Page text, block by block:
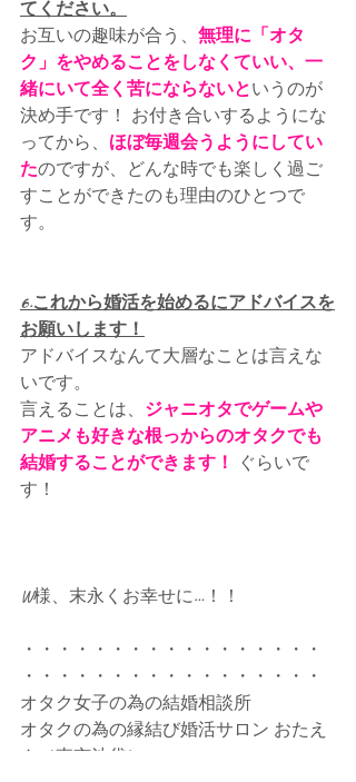
てください。
お互いの趣味が合う、 無理に「オタ
ク」をやめることをしなくていい、一
緒にいて全く苦にならないというのが
決め手です！ お付き合いするようにな
ってから、 ほぼ毎週会うようにしてい
たのですが、どんな時でも楽しく過ご
すことができたのも理由のひとつで
す。
6.これから婚活を始めるにアドバイスを
お願いします！
アドバイスなんて大層なことは言えな
いです。
言えることは、 ジャニオタでゲームや
アニメも好きな根っからのオタクでも
結婚することができます！
ぐらいで
す！
W様、末永くお幸せに…！！
・・・・・・・・・・・・・・・・・
・・・・・・・・・・・・・・・・・
オタク女子の為の結婚相談所
オタクの為の縁結び婚活サロン おたえ
ん（東京池袋）